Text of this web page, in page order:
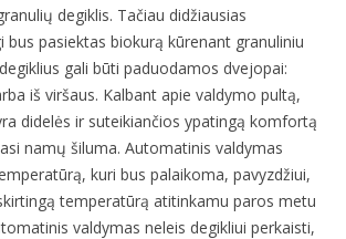
degiklis. Tačiau didžiausias
bus pasiektas biokurą kūrenant granuliniu
gali būti paduodamos dvejopai:
iš viršaus. Kalbant apie valdymo pultą,
didelės ir suteikiančios ypatingą komfortą
namų šiluma. Automatinis valdymas
kuri bus palaikoma, pavyzdžiui,
temperatūrą atitinkamu paros metu
valdymas neleis degikliui perkaisti,